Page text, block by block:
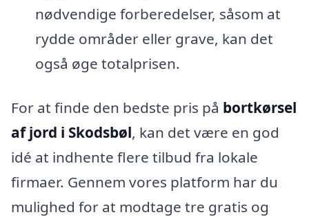
nødvendige forberedelser, såsom at
rydde områder eller grave, kan det
også øge totalprisen.
For at finde den bedste pris på bortkørsel
af jord i Skodsbøl, kan det være en god
idé at indhente flere tilbud fra lokale
firmaer. Gennem vores platform har du
mulighed for at modtage tre gratis og